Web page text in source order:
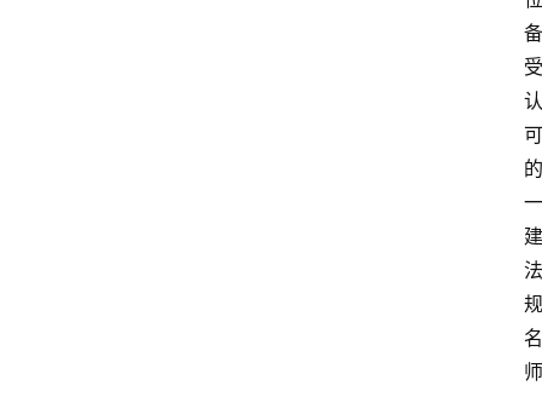
备
受
认
可
的
一
建
法
规
名
师